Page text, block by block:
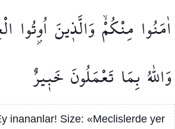
اٰمَنُوا مِنْكُمْۙوَالَّذ۪ينَ اُو۫تُوا
وَاللّٰهُبِمَا تَعْمَلُونَ خَب۪يرٌ
inananlar! Size: «Meclislerde yer